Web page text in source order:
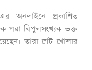
অনলাইনে প্রকাশিত
পরা বিপুলসংখ্যক ভক্ত
তারা গেট খোলার